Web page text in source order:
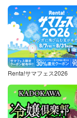
Renta!サマフェス2026